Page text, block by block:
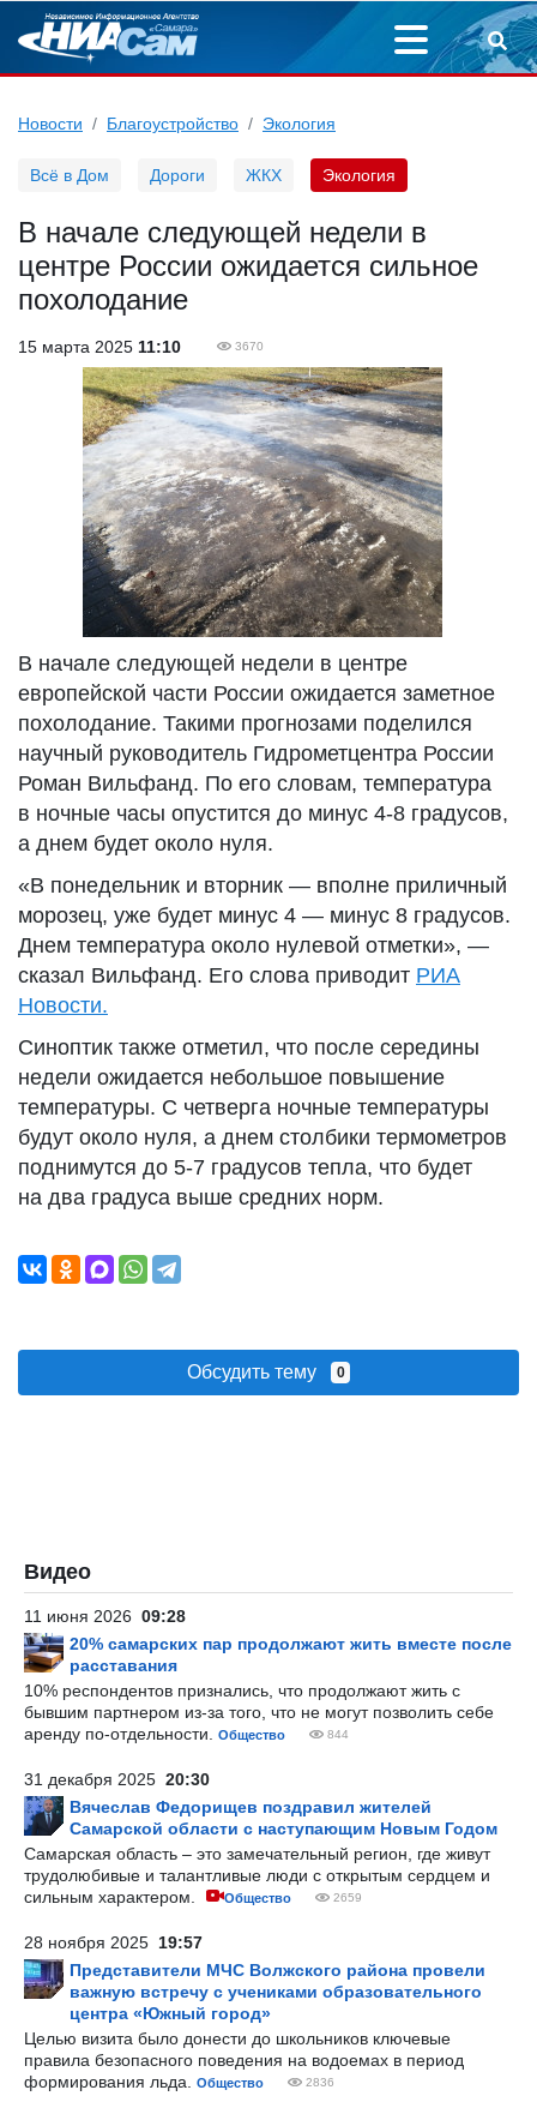
Новости Благоустройство Экология
Всё в Дом Дороги ЖКХ Экология
В начале следующей недели в
центре России ожидается сильное
похолодание
15 марта 2025 11:10 3670
В начале следующей недели в центре
европейской части России ожидается заметное
похолодание. Такими прогнозами поделился
научный руководитель Гидрометцентра России
Роман Вильфанд. По его словам, температура
в ночные часы опустится до минус 4-8 градусов,
а днем будет около нуля.
«В понедельник и вторник — вполне приличный
морозец, уже будет минус 4 — минус 8 градусов.
Днем температура около нулевой отметки», —
сказал Вильфанд. Его слова приводит РИА
Новости.
Синоптик также отметил, что после середины
недели ожидается небольшое повышение
температуры. С четверга ночные температуры
будут около нуля, а днем столбики термометров
поднимутся до 5-7 градусов тепла, что будет
на два градуса выше средних норм.
Обсудить тему 0
Видео
11 июня 2026 09:28
20% самарских пар продолжают жить вместе после
расставания
10% респондентов признались, что продолжают жить с
бывшим партнером из-за того, что не могут позволить себе
аренду по-отдельности.
Общество 844
31 декабря 2025 20:30
Вячеслав Федорищев поздравил жителей
Самарской области с наступающим Новым Годом
Самарская область – это замечательный регион, где живут
трудолюбивые и талантливые люди с открытым сердцем и
сильным характером.
Общество 2659
28 ноября 2025 19:57
Представители МЧС Волжского района провели
важную встречу с учениками образовательного
центра «Южный город»
Целью визита было донести до школьников ключевые
правила безопасного поведения на водоемах в период
формирования льда.
Общество 2836